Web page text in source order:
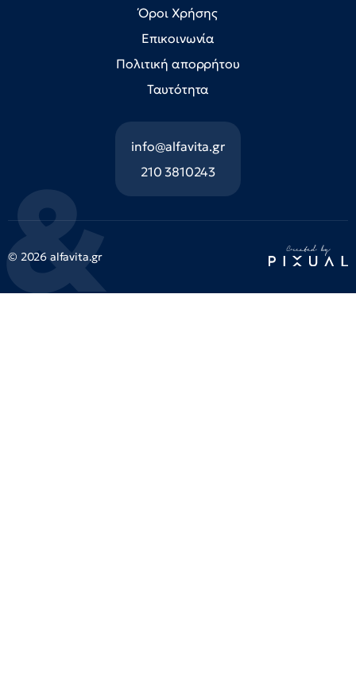
Όροι Χρήσης
Επικοινωνία
Πολιτική απορρήτου
Ταυτότητα
info@alfavita.gr
210 3810243
© 2026 alfavita.gr